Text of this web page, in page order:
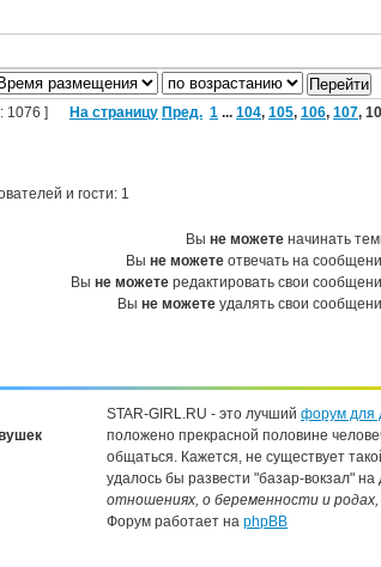
1076 ] На страницу Пред. 1 ... 104, 105, 106, 107,
и гости: 1
Вы не можете начинать
Вы не можете отвечать на
Вы не можете редактировать свои
Вы не можете удалять свои
STAR-GIRL.RU - это лучший форум для
положено прекрасной половине
общаться. Кажется, не существует
удалось бы развести "базар-вокзал"
отношениях, о беременности и родах,
Форум работает на phpBB